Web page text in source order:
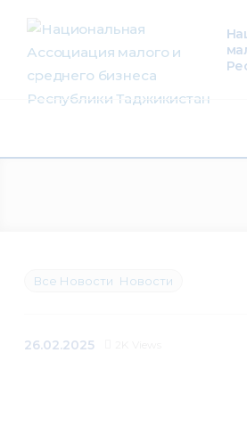
О нас
Деятельность
Проекты
Членство
Контакты
Все Новости Новости
26.02.2025